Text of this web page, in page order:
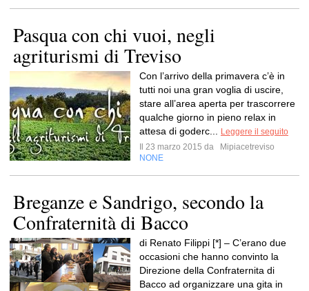
Pasqua con chi vuoi, negli
agriturismi di Treviso
Con l’arrivo della primavera c’è in
tutti noi una gran voglia di uscire,
stare all’area aperta per trascorrere
qualche giorno in pieno relax in
attesa di goderc...
Leggere il seguito
Il 23 marzo 2015 da
Mipiacetreviso
NONE
Breganze e Sandrigo, secondo la
Confraternità di Bacco
di Renato Filippi [*] – C’erano due
occasioni che hanno convinto la
Direzione della Confraternita di
Bacco ad organizzare una gita in